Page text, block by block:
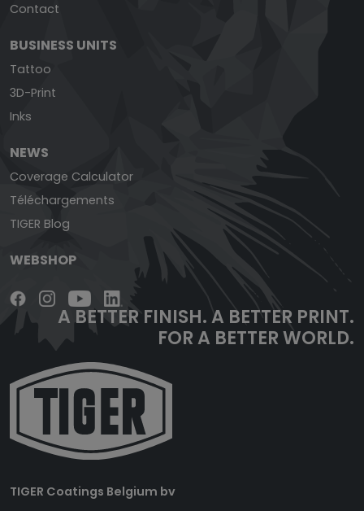
Contact
BUSINESS UNITS
Tattoo
3D-Print
Inks
NEWS
Coverage Calculator
Téléchargements
TIGER Blog
WEBSHOP
A BETTER FINISH.A BETTER PRINT.
FOR A BETTER WORLD.
TIGER Coatings Belgium bv